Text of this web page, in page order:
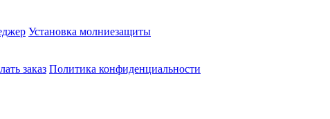
Установка молниезащиты
заказ Политика конфиденциальности